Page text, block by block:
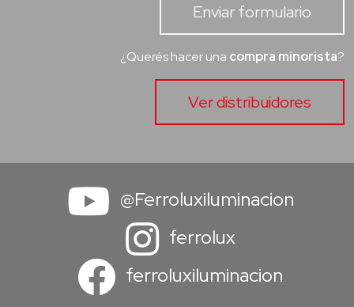
Enviar formulario
¿Querés hacer una compra minorista?
Ver distribuidores
@Ferroluxiluminacion
ferrolux
ferroluxiluminacion